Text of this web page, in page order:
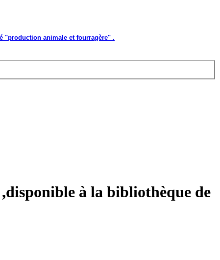
"production animale et fourragère" .
à la bibliothèque de